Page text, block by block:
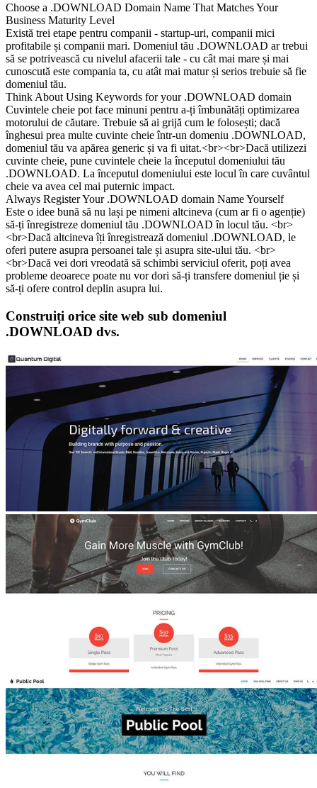
Choose a .DOWNLOAD Domain Name That Matches Your
Business Maturity Level
Există trei etape pentru companii - startup-uri, companii mici
profitabile și companii mari. Domeniul tău .DOWNLOAD ar trebui
să se potrivească cu nivelul afacerii tale - cu cât mai mare și mai
cunoscută este compania ta, cu atât mai matur și serios trebuie să fie
domeniul tău.
Think About Using Keywords for your .DOWNLOAD domain
Cuvintele cheie pot face minuni pentru a-ți îmbunătăți optimizarea
motorului de căutare. Trebuie să ai grijă cum le folosești; dacă
înghesui prea multe cuvinte cheie într-un domeniu .DOWNLOAD,
domeniul tău va apărea generic și va fi uitat.<br><br>Dacă utilizezi
cuvinte cheie, pune cuvintele cheie la începutul domeniului tău
.DOWNLOAD. La începutul domeniului este locul în care cuvântul
cheie va avea cel mai puternic impact.
Always Register Your .DOWNLOAD domain Name Yourself
Este o idee bună să nu lași pe nimeni altcineva (cum ar fi o agenție)
să-ți înregistreze domeniul tău .DOWNLOAD în locul tău. <br>
<br>Dacă altcineva îți înregistrează domeniul .DOWNLOAD, le
oferi putere asupra persoanei tale și asupra site-ului tău. <br>
<br>Dacă vei dori vreodată să schimbi serviciul oferit, poți avea
probleme deoarece poate nu vor dori să-ți transfere domeniul ție și
să-ți ofere control deplin asupra lui.
Construiți orice site web sub domeniul
.DOWNLOAD dvs.